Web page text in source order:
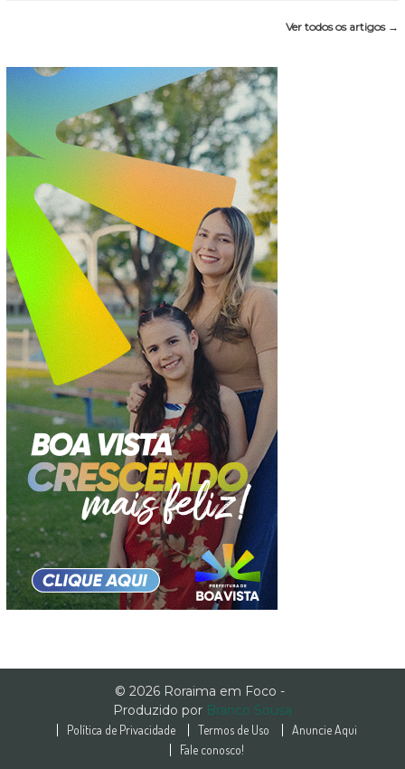
Ver todos os artigos →
© 2026 Roraima em Foco -
Produzido por Branco Sousa
Política de Privacidade Termos de Uso
Anuncie Aqui
Fale conosco!